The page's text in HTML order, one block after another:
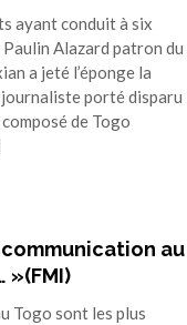
ayant conduit à six
Alazard patron du
a jeté l’éponge la
journaliste porté disparu
de Togo
au
»(FMI)
Togo sont les plus